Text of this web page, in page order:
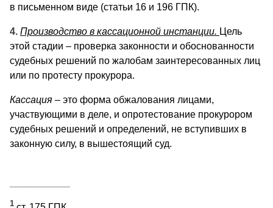
в письменном виде (статьи 16 и 196 ГПК).
4. Производство в кассационной инстанции. Цель
этой стадии – проверка законности и обоснованности
судебных решений по жалобам заинтересованных лиц
или по протесту прокурора.
Кассация – это форма обжалования лицами,
участвующими в деле, и опротестование прокурором
судебных решений и определений, не вступивших в
законную силу, в вышестоящий суд.
1